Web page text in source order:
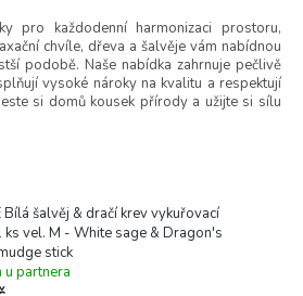
pro každodenní harmonizaci prostoru,
chvíle, dřeva a šalvěje vám nabídnou
podobě. Naše nabídka zahrnuje pečlivě
vysoké nároky na kvalitu a respektují
si domů kousek přírody a užijte si sílu
Bílá šalvěj & dračí krev vykuřovací
ks vel. M - White sage & Dragon's
stick
u partnera